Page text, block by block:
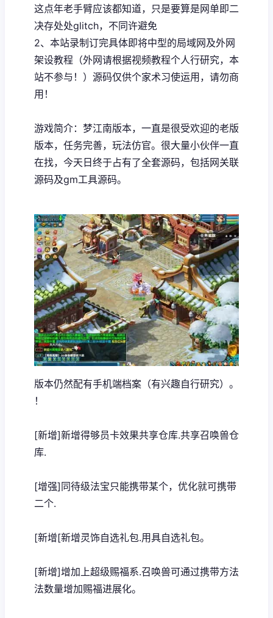
这点年老手臂应该都知道，只是要算是网单即二
决存处处glitch，不同许避免
2、本站录制订完具体即将中型的局域网及外网
架设教程（外网请根据视频教程个人行研究，本
站不参与！）源码仅供个家术习使运用，请勿商
用！
游戏简介：梦江南版本，一直是很受欢迎的老版
版本，任务完善，玩法仿官。很大量小伙伴一直
在找，今天日终于占有了全套源码，包括网关联
源码及gm工具源码。
版本仍然配有手机端档案（有兴趣自行研究）。
！
[新增]新增得够员卡效果共享仓库.共享召唤兽仓
库.
[增强]同待级法宝只能携带某个，优化就可携带
二个.
[新增[新增灵饰自选礼包.用具自选礼包。
[新增]增加上超级赐福系.召唤兽可通过携带方法
法数量增加赐福进展化。